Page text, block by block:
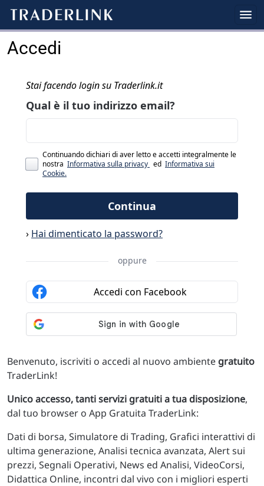
Accedi
Benvenuto, iscriviti o accedi al nuovo ambiente gratuito
TraderLink!
Unico accesso, tanti servizi gratuiti a tua disposizione,
dal tuo browser o App Gratuita TraderLink:
Dati di borsa, Simulatore di Trading, Grafici interattivi di
ultima generazione, Analisi tecnica avanzata, Alert sui
prezzi, Segnali Operativi, News ed Analisi, VideoCorsi,
Didattica Online, incontri dal vivo con i migliori esperti